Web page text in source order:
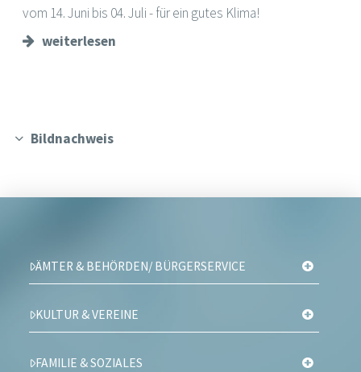
vom 14. Juni bis 04. Juli - für ein gutes Klima!
weiterlesen
Bildnachweis
ÄMTER & BEHÖRDEN/ BÜRGERSERVICE
KULTUR & VEREINE
FAMILIE & SOZIALES